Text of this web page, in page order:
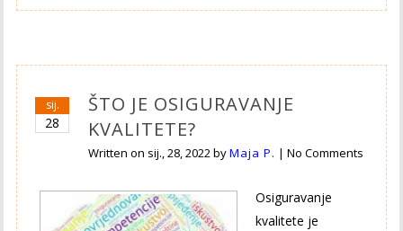
sij.
28
ŠTO JE OSIGURAVANJE
KVALITETE?
Written on sij., 28, 2022byMaja P. |No Comments
Osiguravanje
kvalitete je